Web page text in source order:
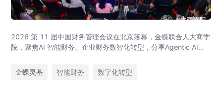
2026 第 11 届中国财务管理会议在北京落幕，金蝶联合人大商学
院，聚焦AI 智能财务、企业财务数智化转型，分享Agentic AI落
全新模式。
金蝶灵基 智能财务 数字化转型